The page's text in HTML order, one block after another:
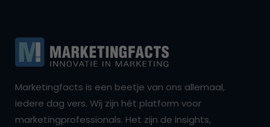
Marketingfacts is een beetje van ons allemaal,
iedere dag vers. Wij zijn hét platform voor
marketingprofessionals. Het zijn de insights,